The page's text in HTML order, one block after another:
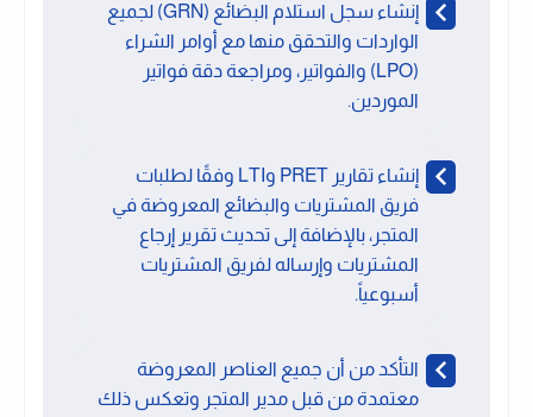
إنشاء سجل استلام البضائع (GRN) لجميع
الواردات والتحقق منها مع أوامر الشراء
(LPO) والفواتير، ومراجعة دقة فواتير
الموردين.
إنشاء تقارير PRET وLTI وفقًا لطلبات
فريق المشتريات والبضائع المعروضة في
المتجر، بالإضافة إلى تحديث تقرير إرجاع
المشتريات وإرساله لفريق المشتريات
أسبوعياً.
التأكد من أن جميع العناصر المعروضة
معتمدة من قبل مدير المتجر وتعكس ذلك